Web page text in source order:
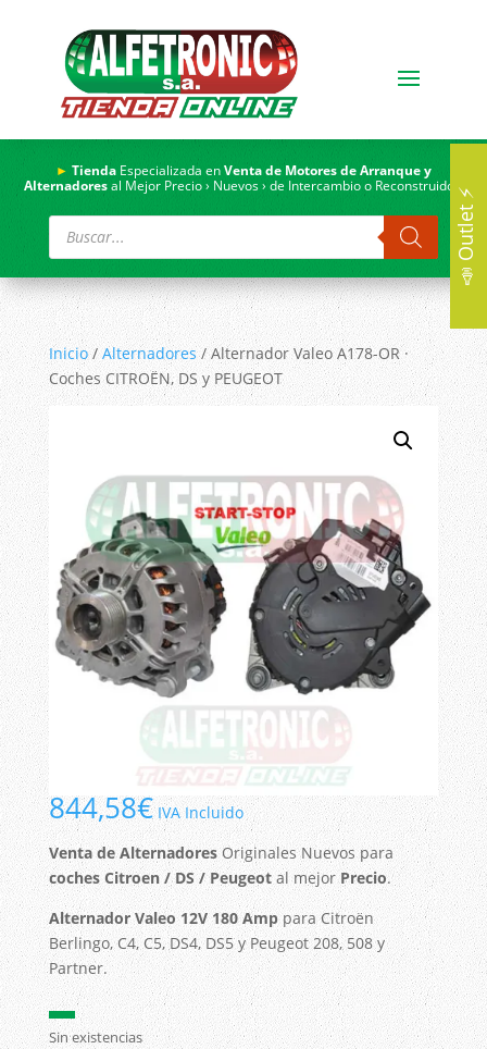
► Tienda Especializada enVenta de Motores de Arranque y
Alternadoresal Mejor Precio › Nuevos › de Intercambio o Reconstruidos.
Búsqueda
productos
Inicio/Alternadores/ Alternador Valeo A178-OR ·
Coches CITROËN, DS y PEUGEOT
844,58€ IVA Incluido
Venta de AlternadoresOriginales Nuevos para
coches Citroen / DS / Peugeotal mejorPrecio.
Alternador Valeo 12V 180 Amppara Citroën
Berlingo, C4, C5, DS4, DS5 y Peugeot 208, 508 y
Partner.
▬
Sin existencias
📣 Outlet ⚡